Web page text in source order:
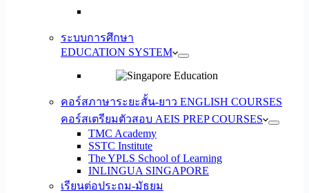
ระบบการศึกษา
EDUCATION SYSTEM
คอร์สภาษาระยะสั้น-ยาว ENGLISH COURSES
คอร์สเตรียมตัวสอบ AEIS PREP COURSES
TMC Academy
SSTC Institute
The YPLS School of Learning
INLINGUA SINGAPORE
เรียนต่อประถม-มัธยม